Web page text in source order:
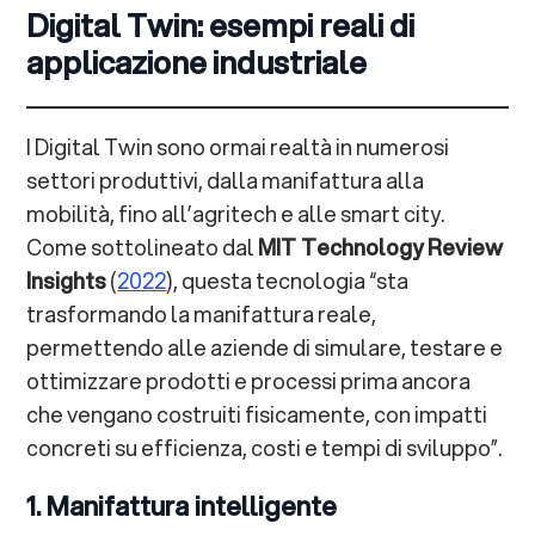
Digital Twin: esempi reali di
applicazione industriale
I Digital Twin sono ormai realtà in numerosi
settori produttivi, dalla manifattura alla
mobilità, fino all’agritech e alle smart city.
Come sottolineato dalMIT Technology Review
Insights(2022), questa tecnologia “sta
trasformando la manifattura reale,
permettendo alle aziende di simulare, testare e
ottimizzare prodotti e processi prima ancora
che vengano costruiti fisicamente, con impatti
concreti su efficienza, costi e tempi di sviluppo”.
1. Manifattura intelligente